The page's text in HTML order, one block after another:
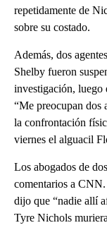
repetidamente de
sobre su costado.
Además, dos
Shelby fueron
investigación, luego
“Me preocupan dos
la confrontación
viernes el alguacil
Los abogados de
comentarios a
dijo que “nadie allí
Tyre Nichols